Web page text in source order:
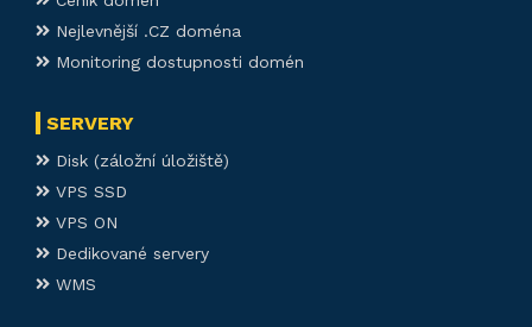
Nejlevnější .CZ doména
Monitoring dostupnosti domén
SERVERY
Disk (záložní úložiště)
VPS SSD
VPS ON
Dedikované servery
WMS